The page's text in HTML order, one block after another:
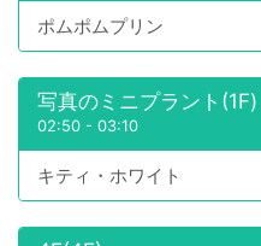
ポムポムプリン
写真のミニプラント(1F)
02:50 - 03:10
キティ・ホワイト